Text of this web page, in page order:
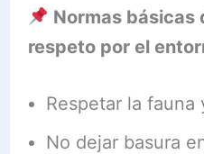
Normas básicas
respeto por el
Respetar la fauna
No dejar basura